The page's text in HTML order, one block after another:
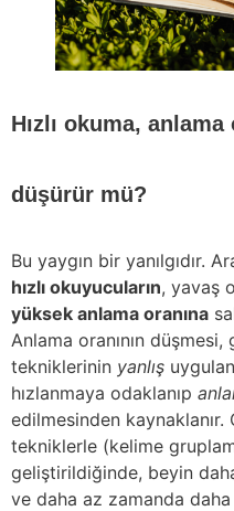
Hızlı okuma, anlama
düşürür mü?
Bu yaygın bir yanılgıdır.
hızlı okuyucuların, yavaş
yüksek anlama oranına
Anlama oranının düşmesi,
tekniklerinin yanlış
hızlanmaya odaklanıp
edilmesinden
tekniklerle (kelime
geliştirildiğinde, beyin
ve daha az zamanda